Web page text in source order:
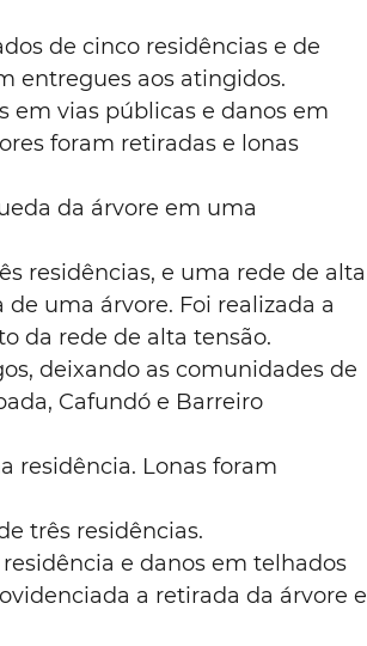
de cinco residências e de
entregues aos atingidos.
em vias públicas e danos em
foram retiradas e lonas
da árvore em uma
residências, e uma rede de alta
uma árvore. Foi realizada a
da rede de alta tensão.
deixando as comunidades de
Cafundó e Barreiro
residência. Lonas foram
três residências.
e danos em telhados
a retirada da árvore e